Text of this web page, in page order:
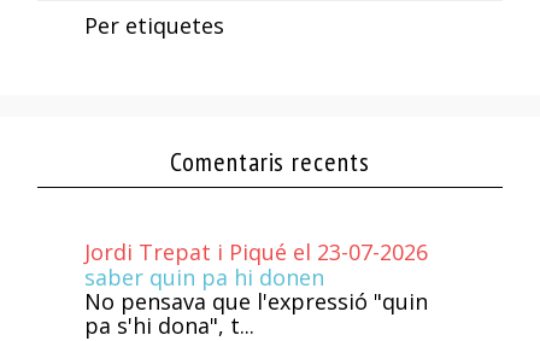
Per etiquetes
Comentaris recents
Jordi Trepat i Piqué el 23-07-2026
saber quin pa hi donen
No pensava que l'expressió "quin
pa s'hi dona", t...